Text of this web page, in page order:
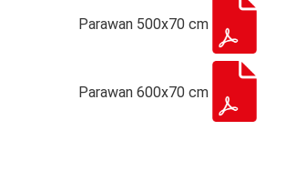
Parawan 500x70 cm
Parawan 600x70 cm